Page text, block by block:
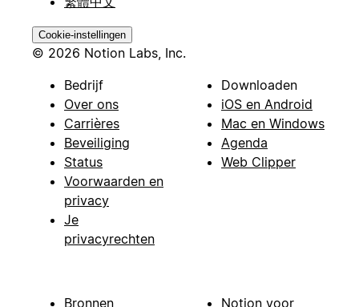
Cookie-instellingen
© 2026 Notion Labs, Inc.
Bedrijf
Over ons
Carrières
Beveiliging
Status
Voorwaarden en
privacy
Je
privacyrechten
Downloaden
iOS en Android
Mac en Windows
Agenda
Web Clipper
Bronnen Notion voor